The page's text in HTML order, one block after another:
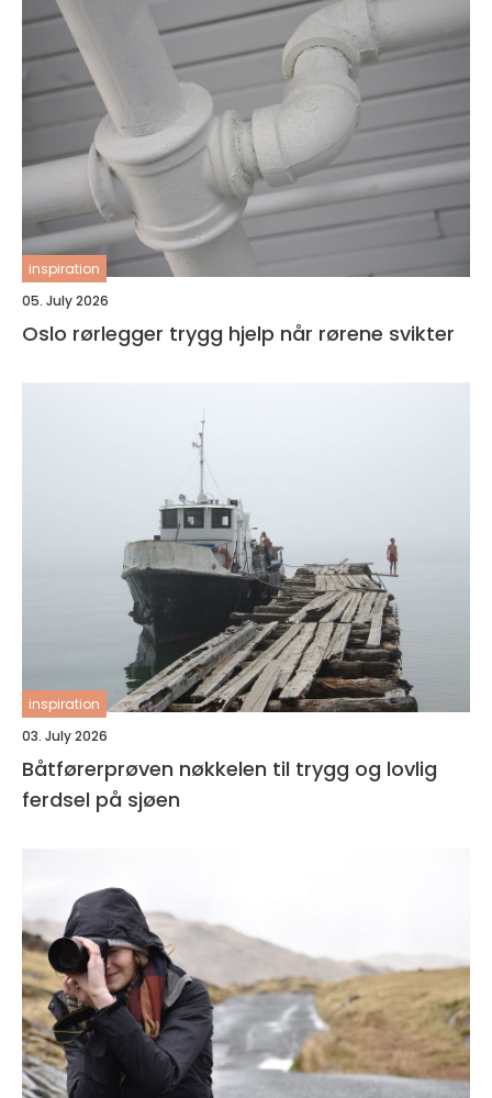
inspiration
05. July 2026
Oslo rørlegger trygg hjelp når rørene svikter
inspiration
03. July 2026
Båtførerprøven nøkkelen til trygg og lovlig
ferdsel på sjøen